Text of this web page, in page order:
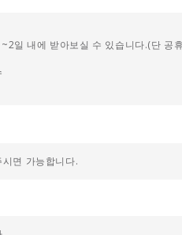
일 내에 받아보실 수 있습니다.(단
면 가능합니다.